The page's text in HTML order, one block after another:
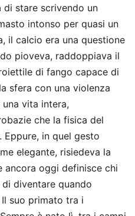
di stare scrivendo un
intonso per quasi un
il calcio era una questione
pioveva, raddoppiava il
di fango capace di
sfera con una violenza
vita intera,
che la fisica del
in quel gesto
elegante, risiedeva la
ancora oggi definisce chi
diventare quando
suo primato tra i